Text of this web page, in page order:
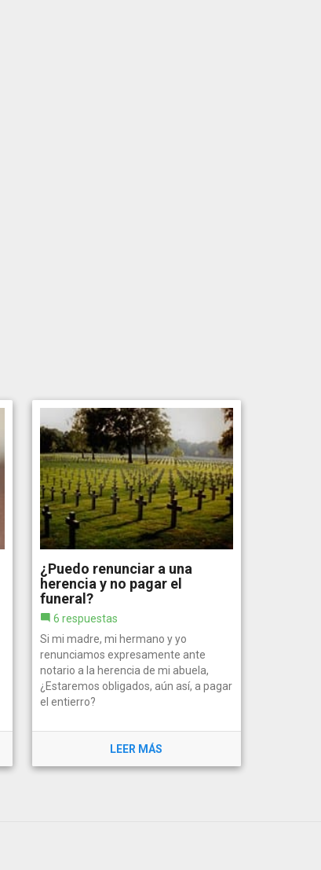
LEER MÁS
¿Puedo renunciar a una
herencia y no pagar el
funeral?
6 respuestas
Si mi madre, mi hermano y yo
renunciamos expresamente ante
notario a la herencia de mi abuela,
¿Estaremos obligados, aún así, a pagar
el entierro?